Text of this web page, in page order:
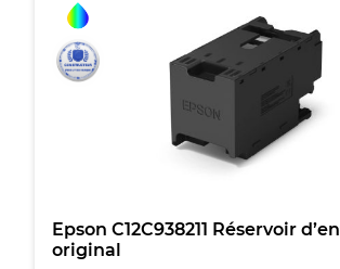
T11N1
-
C13T11N140
Epson C12C938211 Réservoir
original